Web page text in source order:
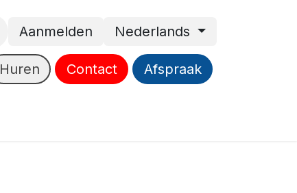
Aanmelden Nederlands
Huren Contact Afspraak